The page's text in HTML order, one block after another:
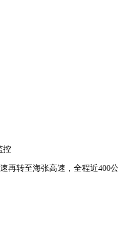
控
再转至海张高速，全程近400公